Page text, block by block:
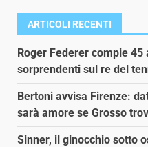
ARTICOLI RECENTI
Roger Federer compie
sorprendenti sul re del
Bertoni avvisa Firenze:
sarà amore se Grosso
Sinner, il ginocchio sotto